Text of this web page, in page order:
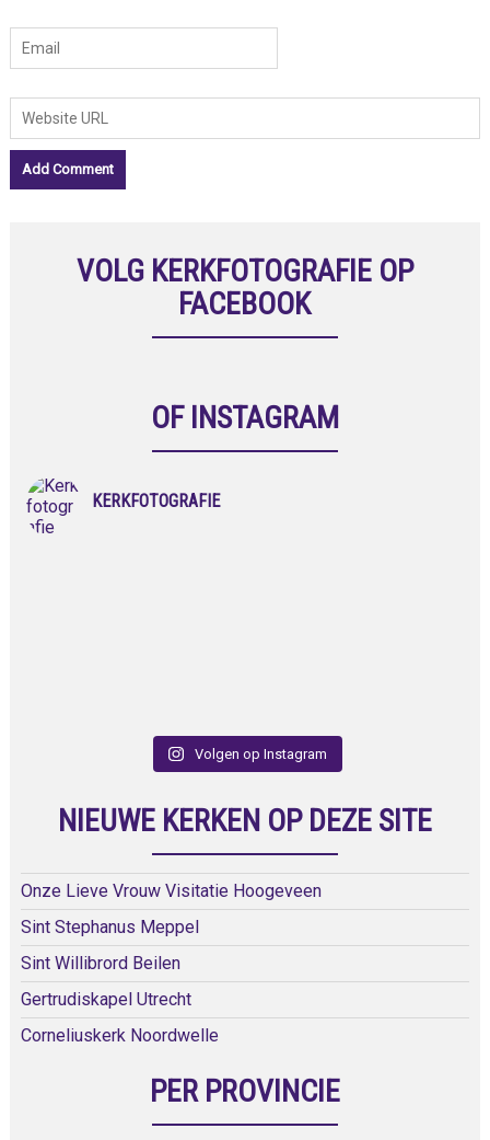
VOLG KERKFOTOGRAFIE OP
FACEBOOK
OF INSTAGRAM
KERKFOTOGRAFIE
Volgen op Instagram
NIEUWE KERKEN OP DEZE SITE
Onze Lieve Vrouw Visitatie Hoogeveen
Sint Stephanus Meppel
Sint Willibrord Beilen
Gertrudiskapel Utrecht
Corneliuskerk Noordwelle
PER PROVINCIE